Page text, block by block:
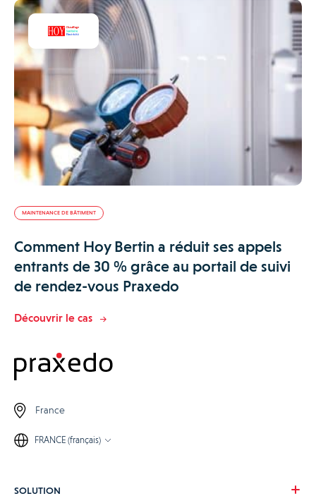
MAINTENANCE DE BÂTIMENT
Comment Hoy Bertin a réduit ses appels
entrants de 30 % grâce au portail de suivi
de rendez-vous Praxedo
Découvrir le cas
France
FRANCE (français)
SOLUTION